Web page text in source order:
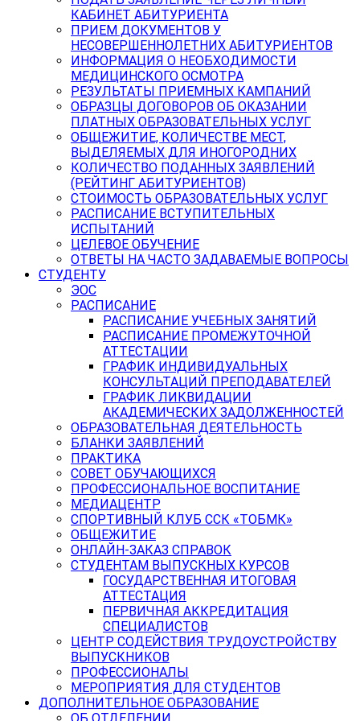
КАБИНЕТ АБИТУРИЕНТА
ПРИЕМ ДОКУМЕНТОВ У
НЕСОВЕРШЕННОЛЕТНИХ АБИТУРИЕНТОВ
ИНФОРМАЦИЯ О НЕОБХОДИМОСТИ
МЕДИЦИНСКОГО ОСМОТРА
РЕЗУЛЬТАТЫ ПРИЕМНЫХ КАМПАНИЙ
ОБРАЗЦЫ ДОГОВОРОВ ОБ ОКАЗАНИИ
ПЛАТНЫХ ОБРАЗОВАТЕЛЬНЫХ УСЛУГ
ОБЩЕЖИТИЕ, КОЛИЧЕСТВЕ МЕСТ,
ВЫДЕЛЯЕМЫХ ДЛЯ ИНОГОРОДНИХ
КОЛИЧЕСТВО ПОДАННЫХ ЗАЯВЛЕНИЙ
(РЕЙТИНГ АБИТУРИЕНТОВ)
СТОИМОСТЬ ОБРАЗОВАТЕЛЬНЫХ УСЛУГ
РАСПИСАНИЕ ВСТУПИТЕЛЬНЫХ
ИСПЫТАНИЙ
ЦЕЛЕВОЕ ОБУЧЕНИЕ
ОТВЕТЫ НА ЧАСТО ЗАДАВАЕМЫЕ ВОПРОСЫ
СТУДЕНТУ
ЭОС
РАСПИСАНИЕ
РАСПИСАНИЕ УЧЕБНЫХ ЗАНЯТИЙ
РАСПИСАНИЕ ПРОМЕЖУТОЧНОЙ
АТТЕСТАЦИИ
ГРАФИК ИНДИВИДУАЛЬНЫХ
КОНСУЛЬТАЦИЙ ПРЕПОДАВАТЕЛЕЙ
ГРАФИК ЛИКВИДАЦИИ
АКАДЕМИЧЕСКИХ ЗАДОЛЖЕННОСТЕЙ
ОБРАЗОВАТЕЛЬНАЯ ДЕЯТЕЛЬНОСТЬ
БЛАНКИ ЗАЯВЛЕНИЙ
ПРАКТИКА
СОВЕТ ОБУЧАЮЩИХСЯ
ПРОФЕССИОНАЛЬНОЕ ВОСПИТАНИЕ
МЕДИАЦЕНТР
СПОРТИВНЫЙ КЛУБ ССК «ТОБМК»
ОБЩЕЖИТИЕ
ОНЛАЙН-ЗАКАЗ СПРАВОК
СТУДЕНТАМ ВЫПУСКНЫХ КУРСОВ
ГОСУДАРСТВЕННАЯ ИТОГОВАЯ
АТТЕСТАЦИЯ
ПЕРВИЧНАЯ АККРЕДИТАЦИЯ
СПЕЦИАЛИСТОВ
ЦЕНТР СОДЕЙСТВИЯ ТРУДОУСТРОЙСТВУ
ВЫПУСКНИКОВ
ПРОФЕССИОНАЛЫ
МЕРОПРИЯТИЯ ДЛЯ СТУДЕНТОВ
ДОПОЛНИТЕЛЬНОЕ ОБРАЗОВАНИЕ